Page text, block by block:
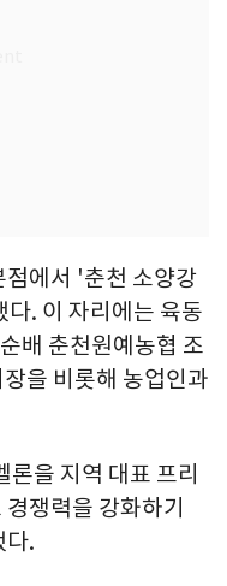
에서 '춘천 소양강
. 이 자리에는 육동
배 춘천원예농협 조
을 비롯해 농업인과
을 지역 대표 프리
쟁력을 강화하기
다.